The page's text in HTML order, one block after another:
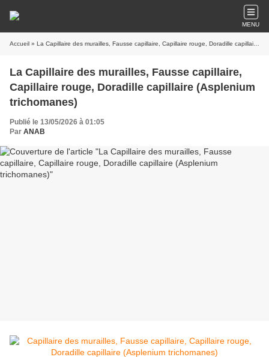
MENU
Accueil » La Capillaire des murailles, Fausse capillaire, Capillaire rouge, Doradille capillaire (Asplenium trichomanes)
La Capillaire des murailles, Fausse capillaire,
Capillaire rouge, Doradille capillaire (Asplenium
trichomanes)
Publié le 13/05/2026 à 01:05
Par ANAB